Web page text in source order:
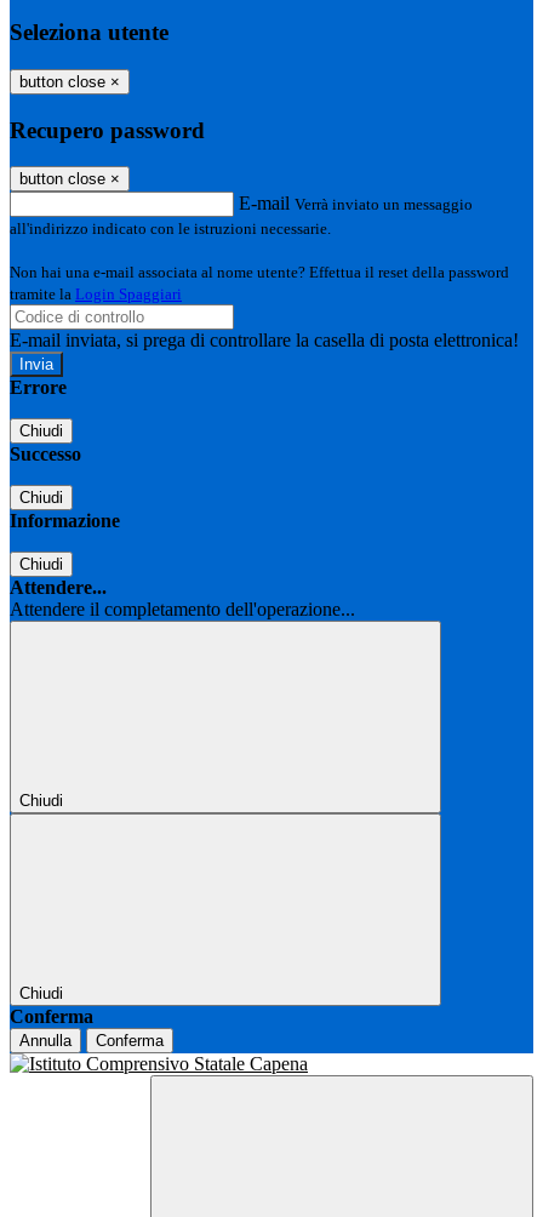
Seleziona utente
button close ×
Recupero password
button close ×
E-mail Verrà inviato un messaggio
all'indirizzo indicato con le istruzioni necessarie.
Non hai una e-mail associata al nome utente? Effettua il reset della password
tramite la Login Spaggiari
E-mail inviata, si prega di controllare la casella di posta elettronica!
Errore
Chiudi
Successo
Chiudi
Informazione
Chiudi
Attendere...
Attendere il completamento dell'operazione...
Chiudi
Chiudi
Conferma
Annulla Conferma